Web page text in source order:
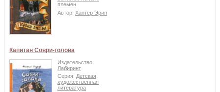
племен
Автор: Хантер Эрин
Капитан Соври-голова
Издательство:
Лабиринт
Серия: Детская
художественная
литература